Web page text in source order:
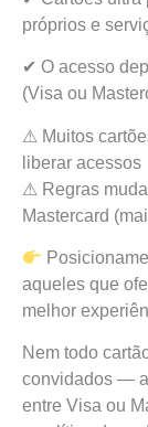
próprios e
✔ O acesso
(Visa ou
⚠ Muitos
liberar acessos
⚠ Regras
Mastercard
aqueles que
melhor
Nem todo
convidados —
entre Visa ou